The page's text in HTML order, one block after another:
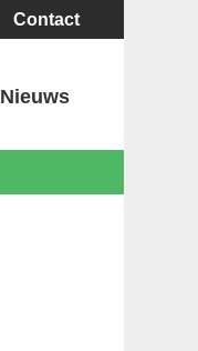
Contact
Nieuws